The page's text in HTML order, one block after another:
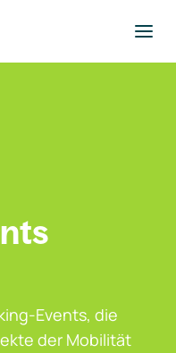
Events, die
der Mobilität